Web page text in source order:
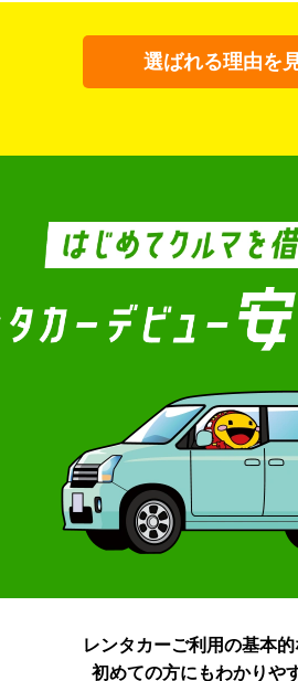
選ばれる理由を
レンタカーご利用の基本
初めての方にもわかりや